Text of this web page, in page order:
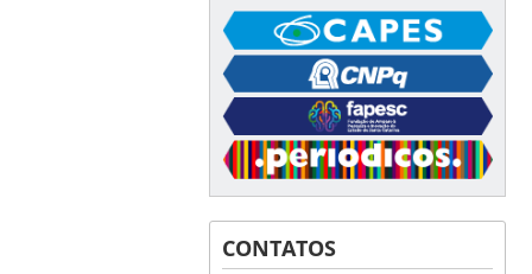
CONTATOS